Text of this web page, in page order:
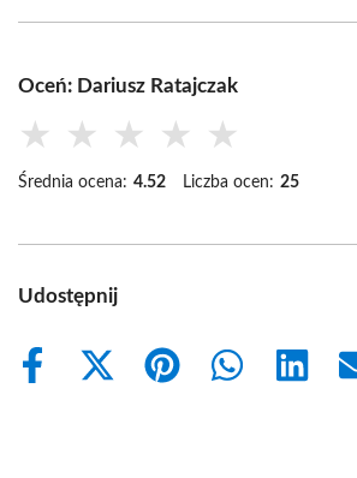
Oceń: Dariusz Ratajczak
★ ★ ★ ★ ★
Średnia ocena: 4.52 Liczba ocen: 25
Udostępnij
Share
Share
Share
Share
Share